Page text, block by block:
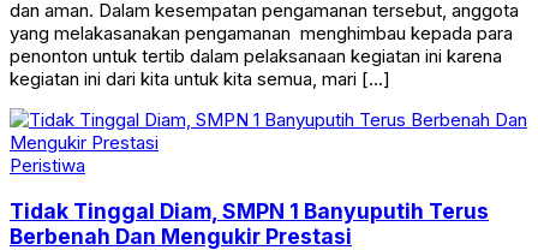
dan aman. Dalam kesempatan pengamanan tersebut, anggota
yang melakasanakan pengamanan menghimbau kepada para
penonton untuk tertib dalam pelaksanaan kegiatan ini karena
kegiatan ini dari kita untuk kita semua, mari […]
Peristiwa
Tidak Tinggal Diam, SMPN 1 Banyuputih Terus
Berbenah Dan Mengukir Prestasi